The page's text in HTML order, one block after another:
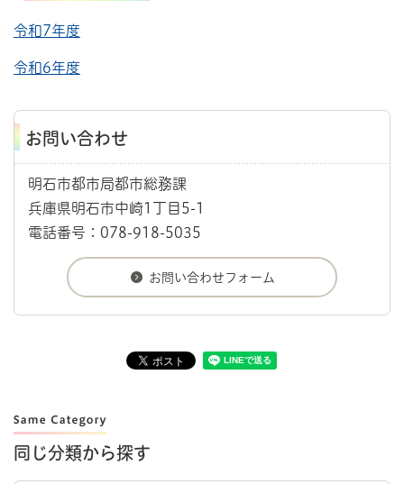
令和7年度
令和6年度
お問い合わせ
明石市都市局都市総務課
兵庫県明石市中崎1丁目5-1
電話番号：078-918-5035
同じ分類から探す